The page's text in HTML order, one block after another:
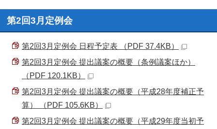
第2回3月定例会
第2回3月定例会 日程予定表 （PDF 37.4KB）
第2回3月定例会 提出議案の概要（条例議案ほか）
（PDF 120.1KB）
第2回3月定例会 提出議案の概要（平成28年度補正予
算） （PDF 105.6KB）
第2回3月定例会 提出議案の概要（平成29年度当初予